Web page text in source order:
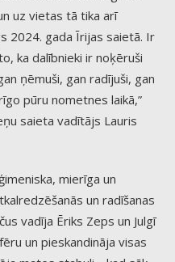
uz vietas tā tika arī
2024. gada Īrijas saietā. Ir
ka dalībnieki ir noķēruši
ņēmuši, gan radījuši, gan
pūru nometnes laikā,”
saieta vadītājs Lauris
mierīga un
un radīšanas
vadīja Ēriks Zeps un Julgī
un pieskandināja visas